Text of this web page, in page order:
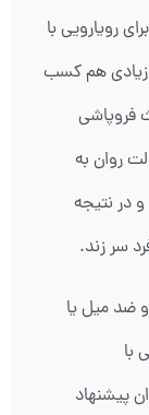
رویارویی با
زیادی هم کسب
فروپاشی
روان به
نتیجه
سر زند.
ضد میل یا
با
پیشنهاد